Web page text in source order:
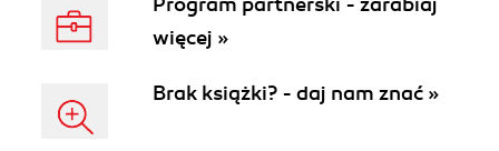
więcej »
Brak książki? - daj nam znać »